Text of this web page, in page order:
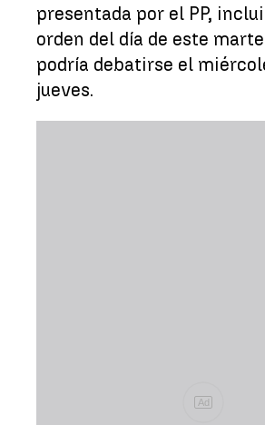
presentada por el PP,
orden del día de este
podría debatirse el
jueves.
Ad